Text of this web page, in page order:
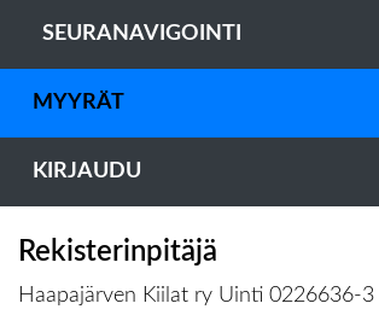
SEURANAVIGOINTI
MYYRÄT
KIRJAUDU
Rekisterinpitäjä
Haapajärven Kiilat ry Uinti 0226636-3